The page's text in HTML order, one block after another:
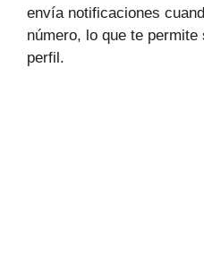
envía notificaciones
número, lo que te
perfil.